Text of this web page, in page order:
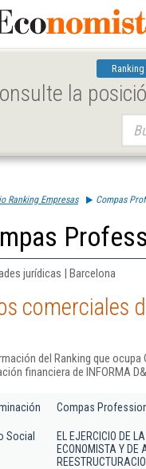
la
Ranking Empresas Compas
jurídicas | Barcelona
comerciales
del Ranking que
financiera de INFORMA
Compas
Social
EL EJERCICIO DE
ECONOMISTA Y DE